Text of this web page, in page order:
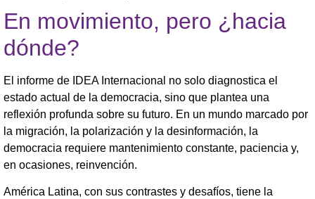
En movimiento, pero ¿hacia
dónde?
El informe de IDEA Internacional no solo diagnostica el
estado actual de la democracia, sino que plantea una
reflexión profunda sobre su futuro. En un mundo marcado por
la migración, la polarización y la desinformación, la
democracia requiere mantenimiento constante, paciencia y,
en ocasiones, reinvención.
América Latina, con sus contrastes y desafíos, tiene la